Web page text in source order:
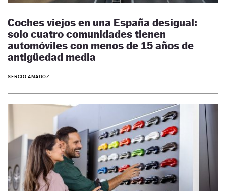
Coches viejos en una España desigual:
solo cuatro comunidades tienen
automóviles con menos de 15 años de
antigüedad media
SERGIO AMADOZ